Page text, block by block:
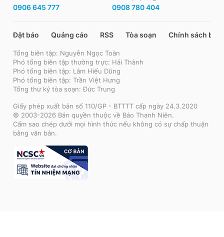
0906 645 777 0908 780 404
Đặt báo Quảng cáo RSS Tòa soạn Chính sách bảo
Tổng biên tập: Nguyễn Ngọc Toàn
Phó tổng biên tập thường trực: Hải Thành
Phó tổng biên tập: Lâm Hiếu Dũng
Phó tổng biên tập: Trần Việt Hưng
Tổng thư ký tòa soạn: Đức Trung
Giấy phép xuất bản số 110/GP - BTTTT cấp ngày 24.3.2020
© 2003-2026 Bản quyền thuộc về Báo Thanh Niên.
Cấm sao chép dưới mọi hình thức nếu không có sự chấp thuận
bằng văn bản.